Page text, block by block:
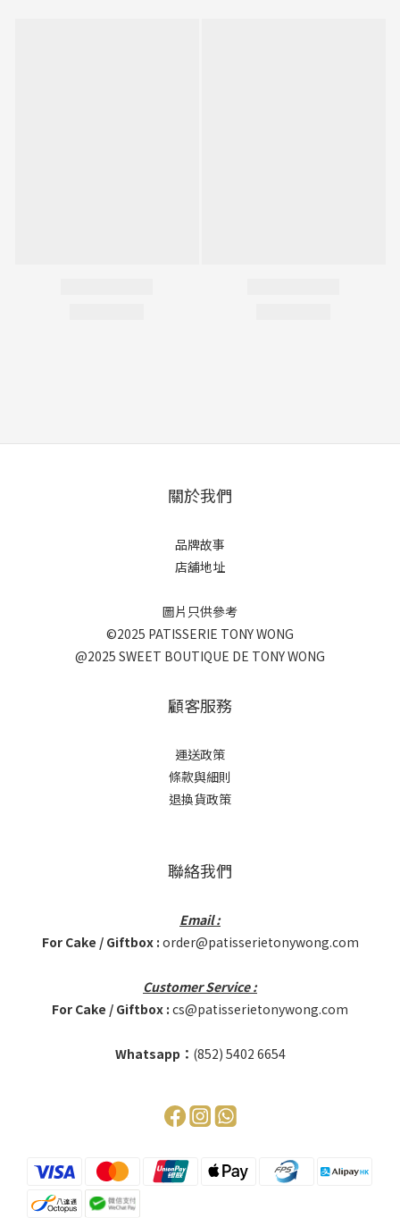
關於我們
品牌故事
店舖地址
圖片只供參考
©2025 PATISSERIE TONY WONG
@2025 SWEET BOUTIQUE DE TONY WONG
顧客服務
運送政策
條款與細則
退換貨政策
聯絡我們
Email :
For Cake / Giftbox : order@patisserietonywong.com
Customer Service :
For Cake / Giftbox : cs@patisserietonywong.com
Whatsapp： (852) 5402 6654